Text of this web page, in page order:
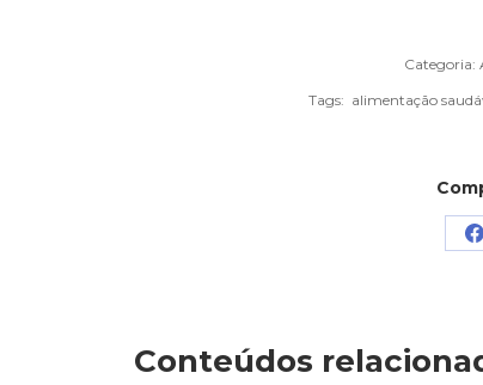
Categoria:
Tags: alimentação
Conteúdos